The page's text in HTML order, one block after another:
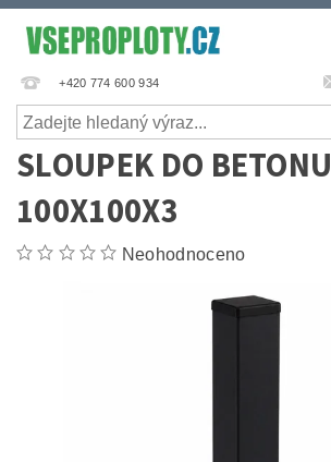
+420 774 600 934
SLOUPEK DO BETONU
100X100X3
Neohodnoceno